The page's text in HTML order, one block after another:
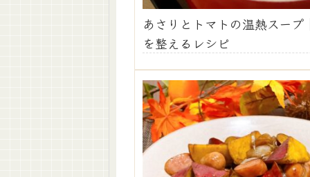
あさりとトマトの温熱スープ
を整えるレシピ